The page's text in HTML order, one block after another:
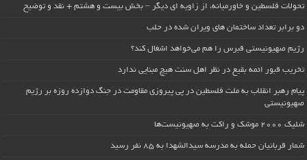
تحولات فلسطین و خاورمیانه، از زاویه ای دیگر – بخش بیست و هشتم + نقد و توضیح
دو برابر تعداد ساختمان های ویران شده در حلب
رژیم صهیونیستی قبرس را هم می‌خواهد اشغال کند؟
تخریب قبور ائمه بقیع در نظر اهل سنت هیچ مبنایی ندارد
پیام رهبر انقلاب به ملت فلسطین در پی پیروزی مقاومت در جنگ دوازده روزه بر رژیم
صهیونیستی
شلیک ۲۰۰۰ موشک و راکت به صهیونیست‌ها
شمار قربانیان حمله به مدرسه سیدالشهدا به ۸۵ نفر رسید